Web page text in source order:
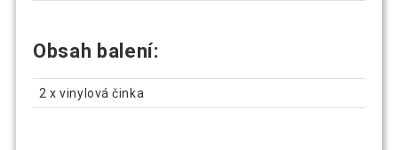
Obsah balení:
2 x vinylová činka